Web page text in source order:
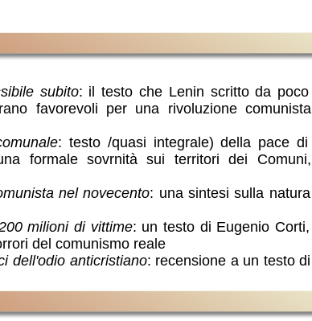
: testo /quasi integrale) della pace di
formale sovrnità sui territori dei Comuni,
milioni di vittime: un testo di Eugenio Corti,
del comunismo reale
dell'odio anticristiano: recensione a un testo di
italiana dei 21 punti fissanti dalla Terza
fuori dalla Russia
subito: il testo che Lenin scritto da poco
favorevoli per una rivoluzione comunista
nel novecento: una sintesi sulla natura